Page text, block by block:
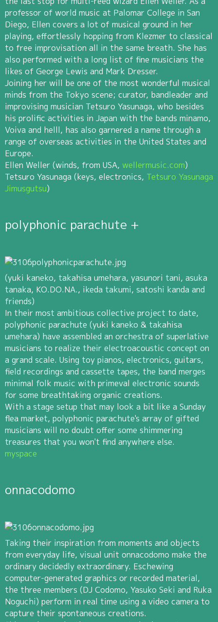
professor of world music at Palomar College in San
Diego, Ellen covers a lot of musical ground in her
playing, effortlessly hopping from Klezmer to classical
to free improvisation all in the same breath. She has
also performed with a long list of fine musicians the
likes of George Lewis and Mark Dresser.
Joining her will be one of the most wonderful musical
minds from the Tokyo scene; curator, bandleader and
improvising musician Tetsuro Yasunaga, who besides
his prolific activities in Japan with the bands minamo,
Voiva and helll, has also garnered a name through a
range of overseas activities in the United States and
Europe.
Ellen Weller (winds, from USA, wellermusic.com)
Tetsuro Yasunaga (keys, electronics, Tetsuro Yasunaga
Jimusgutsu)
polyphonic parachute +
(yuki kaneko, takahisa umehara, yasunori tani, asuka
tanaka, KO.DO.NA., ikeda takumi, satoshi kanda and
friends)
In their most ambitious collective project to date,
polyphonic parachute (yuki kaneko & takahisa
umehara) have assembled an orchestra of superlative
musicians to realize their electroacoustic concept on
a grand scale. Using toy pianos, electronics, guitars,
field recordings and cassette tapes, the band merges
minimal folk music with primeval electronic sounds
for some breathtaking organic creations.
With a stage setup that may look a bit like a Sunday
flea market, polyphonic parachute's array of gifted
musicians will no doubt offer some shimmering
treasures that you won't find anywhere else.
myspace
onnacodomo
Taking their inspiration from moments and objects
from everyday life, visual unit onnacodomo make the
ordinary decidedly extraordinary. Eschewing
computer-generated graphics or recorded material,
the three members (DJ Codomo, Yasuko Seki and Ruka
Noguchi) perform in real time using a video camera to
capture their spontaneous creations.